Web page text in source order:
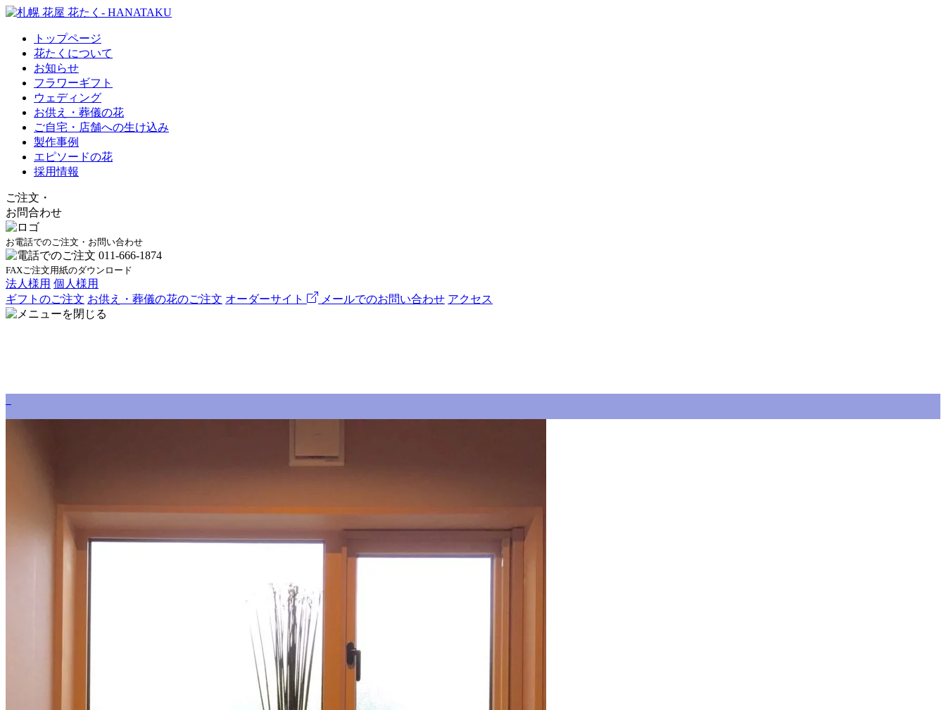
トップページ
花たくについて
お知らせ
フラワーギフト
ウェディング
お供え・葬儀の花
ご自宅・店舗への生け込み
製作事例
エピソードの花
採用情報
ご注文 ・
お問合わせ
お電話でのご注文・お問い合わせ
FAXご注文用紙のダウンロード
法人様用 個人様用
ギフトのご注文 お供え・葬儀の花のご注文 オーダーサイト メールでのお問い合わせ アクセス